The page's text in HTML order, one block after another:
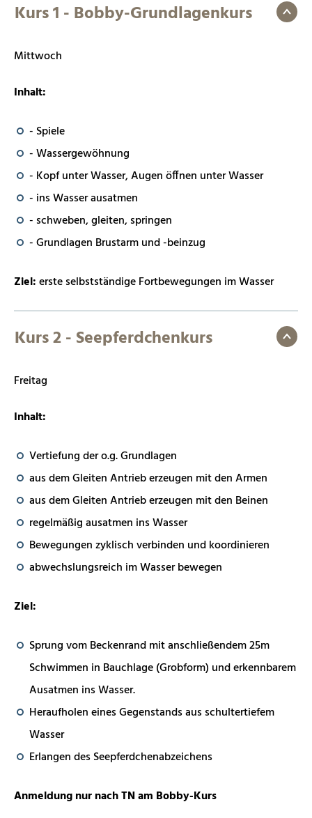
Kurs 1 - Bobby-Grundlagenkurs
Mittwoch
Inhalt:
- Spiele
- Wassergewöhnung
- Kopf unter Wasser, Augen öffnen unter Wasser
- ins Wasser ausatmen
- schweben, gleiten, springen
- Grundlagen Brustarm und -beinzug
Ziel:erste selbstständige Fortbewegungen im Wasser
Kurs 2 - Seepferdchenkurs
Freitag
Inhalt:
Vertiefung der o.g. Grundlagen
aus dem Gleiten Antrieb erzeugen mit den Armen
aus dem Gleiten Antrieb erzeugen mit den Beinen
regelmäßig ausatmen ins Wasser
Bewegungen zyklisch verbinden und koordinieren
abwechslungsreich im Wasser bewegen
Ziel:
Sprung vom Beckenrand mit anschließendem 25m
Schwimmen in Bauchlage (Grobform) und erkennbarem
Ausatmen ins Wasser.
Heraufholen eines Gegenstands aus schultertiefem
Wasser
Erlangen des Seepferdchenabzeichens
Anmeldung nur nach TN am Bobby-Kurs